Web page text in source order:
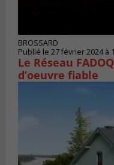
BROSSARD
Publié le 27 février 2024 à
Le Réseau
d’oeuvre fiable